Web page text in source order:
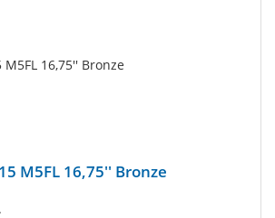
M5FL 16,75'' Bronze